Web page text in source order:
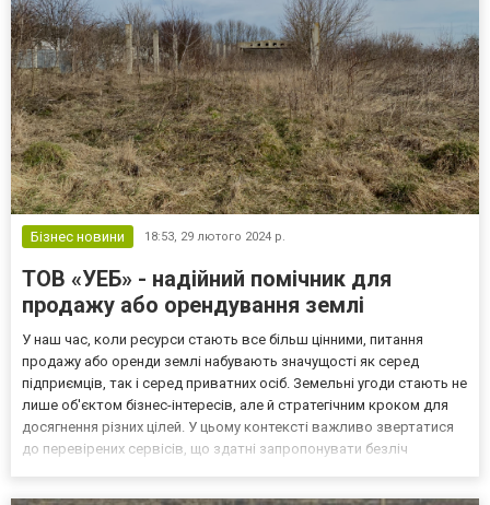
Бізнес новини 18:53, 29 лютого 2024 р.
ТОВ «УЕБ» - надійний помічник для
продажу або орендування землі
У наш час, коли ресурси стають все більш цінними, питання
продажу або оренди землі набувають значущості як серед
підприємців, так і серед приватних осіб. Земельні угоди стають не
лише об'єктом бізнес-інтересів, але й стратегічним кроком для
досягнення різних цілей. У цьому контексті важливо звертатися
до перевірених сервісів, що здатні запропонувати безліч